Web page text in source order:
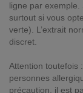
ligne par exemple.
surtout si vous
verte). L’extrait
discret.
Attention toutefois
personnes
précaution, il est